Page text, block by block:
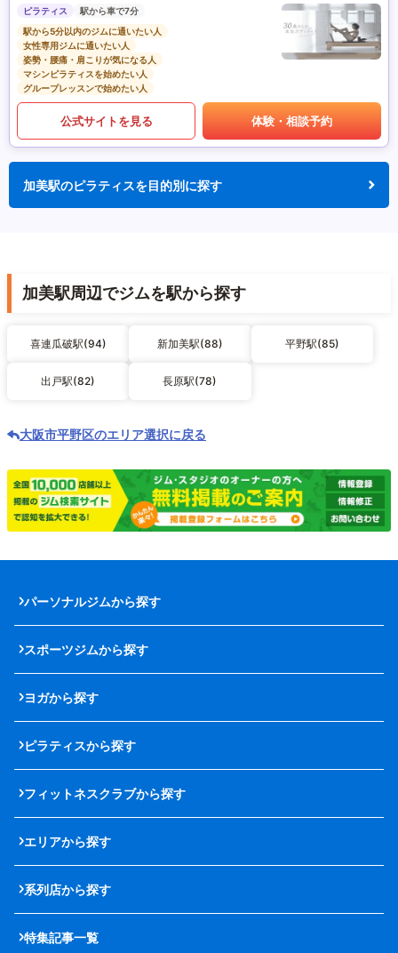
ピラティス
駅から車で7分
駅から5分以内のジムに通いたい人
女性専用ジムに通いたい人
姿勢・腰痛・肩こりが気になる人
マシンピラティスを始めたい人
グループレッスンで始めたい人
公式サイトを見る 体験・相談予約
加美駅のピラティスを目的別に探す
加美駅周辺でジムを駅から探す
喜連瓜破駅(94) 新加美駅(88) 平野駅(85)
出戸駅(82) 長原駅(78)
大阪市平野区のエリア選択に戻る
パーソナルジムから探す
スポーツジムから探す
ヨガから探す
ピラティスから探す
フィットネスクラブから探す
エリアから探す
系列店から探す
特集記事一覧